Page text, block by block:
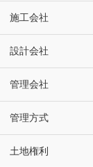
施工会社
設計会社
管理会社
管理方式
土地権利